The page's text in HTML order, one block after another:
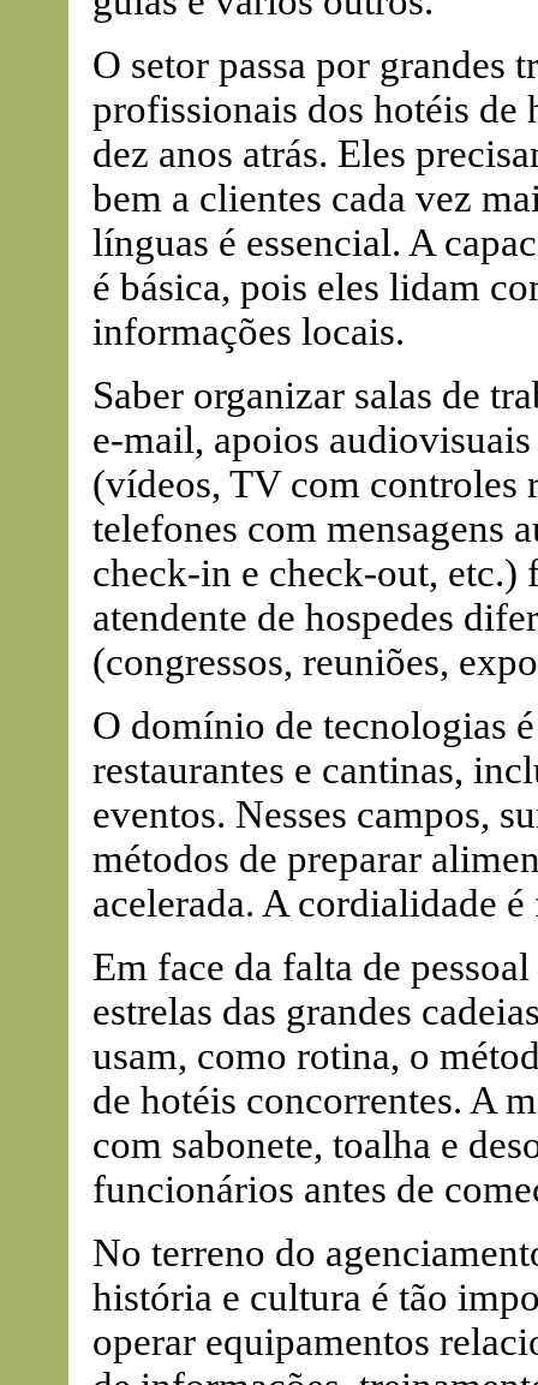
O setor passa por grandes
profissionais dos hotéis de
dez anos atrás. Eles
bem a clientes cada vez
línguas é essencial. A
é básica, pois eles lidam
informações locais.
Saber organizar salas de
e-mail, apoios
(vídeos, TV com controles
telefones com mensagens
check-in e check-out, etc.)
atendente de hospedes
(congressos, reuniões,
O domínio de tecnologias
restaurantes e cantinas,
eventos. Nesses campos,
métodos de preparar
acelerada. A cordialidade
Em face da falta de
estrelas das grandes
usam, como rotina, o
de hotéis concorrentes. A
com sabonete, toalha e
funcionários antes de
No terreno do
história e cultura é tão
operar equipamentos